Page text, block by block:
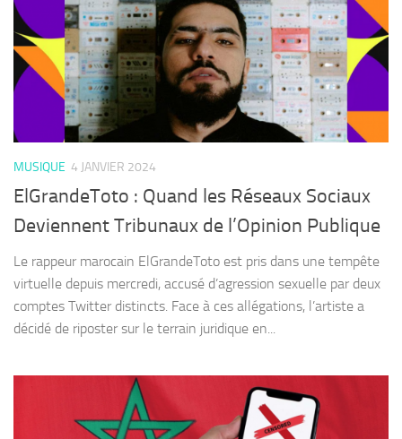
MUSIQUE 4 JANVIER 2024
ElGrandeToto : Quand les Réseaux Sociaux
Deviennent Tribunaux de l’Opinion Publique
Le rappeur marocain ElGrandeToto est pris dans une tempête
virtuelle depuis mercredi, accusé d’agression sexuelle par deux
comptes Twitter distincts. Face à ces allégations, l’artiste a
décidé de riposter sur le terrain juridique en...